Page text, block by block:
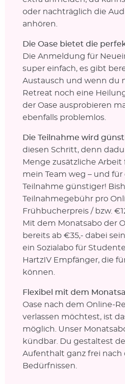
oder nachträglich die
anhören.
Die Oase bietet die
Die Anmeldung für
super einfach, es gibt
Austausch und wenn du
Retreat noch eine
der Oase ausprobieren
ebenfalls problemlos.
Die Teilnahme wird
diesen Schritt, denn
Menge zusätzliche Arbeit
mein Team weg – und
Teilnahme günstiger!
Teilnahmegebühr pro
Frühbucherpreis / bzw.
Mit dem Monatsabo der
bereits ab €35,- dabei
ein Sozialabo für
HartzIV Empfänger, die
können.
Flexibel mit dem
Oase nach dem Online-
verlassen möchtest, ist
möglich. Unser
kündbar. Du gestaltest
Aufenthalt ganz frei nach
Bedürfnissen.